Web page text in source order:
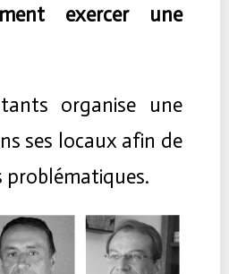
exercer une
organise une
ses locaux afin de
problématiques.